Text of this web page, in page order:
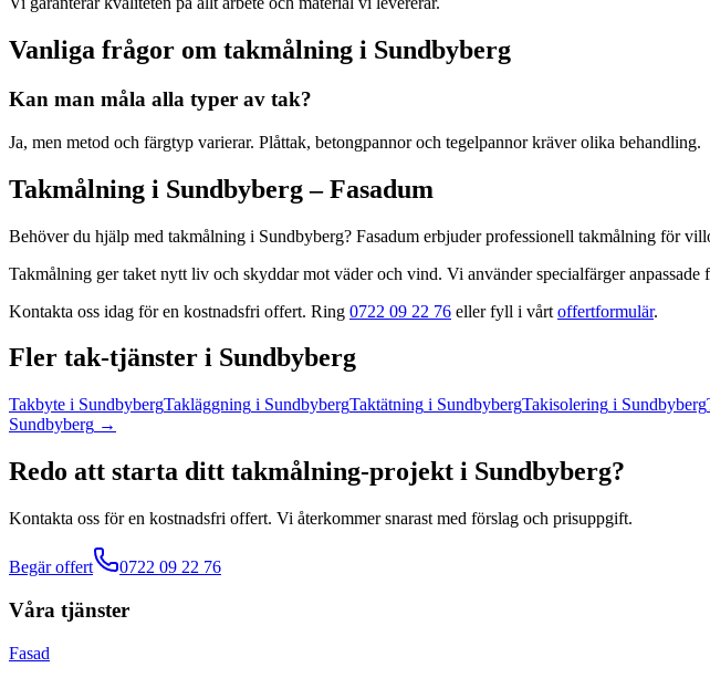
Vanliga frågor om takmålning i Sundbyberg
Kan man måla alla typer av tak?
Ja, men metod och färgtyp varierar. Plåttak, betongpannor och tegelpannor kräver olika behandling.
Takmålning i Sundbyberg– Fasadum
Behöver du hjälp med takmålning i Sundbyberg? Fasadum erbjuder professionell takmålning för
Takmålning ger taket nytt liv och skyddar mot väder och vind. Vi använder specialfärger anpassade
Kontakta oss idag för en kostnadsfri offert. Ring 0722 09 22 76 eller fyll i vårt offertformulär.
Fler tak-tjänster i Sundbyberg
Takbyte i SundbybergTakläggning i SundbybergTaktätning i SundbybergTakisolering i Sundbyberg
Sundbyberg →
Redo att starta ditt takmålning-projekt i Sundbyberg?
Kontakta oss för en kostnadsfri offert. Vi återkommer snarast med förslag och prisuppgift.
Begär offert 0722 09 22 76
Våra tjänster
Fasad